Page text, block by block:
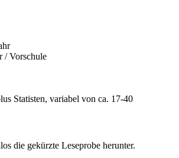
/ Vorschule
Statisten, variabel von ca. 17-40
die gekürzte Leseprobe herunter.